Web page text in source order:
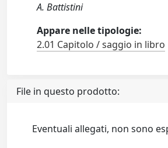
A. Battistini
Appare nelle tipologie:
2.01 Capitolo / saggio in libro
File in questo prodotto:
Eventuali allegati, non sono